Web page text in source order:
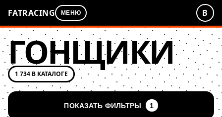
FATRACING МЕНЮ В
ГОНЩИКИ
1 734 В КАТАЛОГЕ
ПОКАЗАТЬ ФИЛЬТРЫ 1